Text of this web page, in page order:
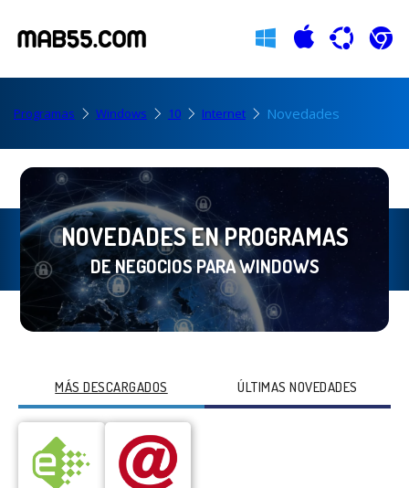
Programas Windows 10 Internet Novedades
NOVEDADES EN PROGRAMAS
DE NEGOCIOS PARA WINDOWS
MÁS DESCARGADOS ÚLTIMAS NOVEDADES